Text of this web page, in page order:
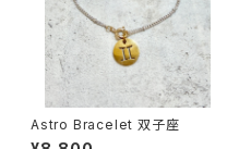
Astro Bracelet 双子座